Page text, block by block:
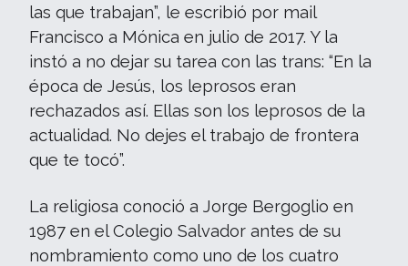
las que trabajan”, le escribió por mail
Francisco a Mónica en julio de 2017. Y la
instó a no dejar su tarea con las trans: “En la
época de Jesús, los leprosos eran
rechazados así. Ellas son los leprosos de la
actualidad. No dejes el trabajo de frontera
que te tocó”.
La religiosa conoció a Jorge Bergoglio en
1987 en el Colegio Salvador antes de su
nombramiento como uno de los cuatro